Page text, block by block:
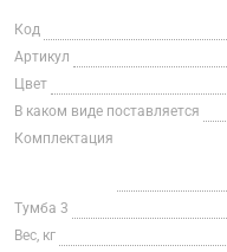
Код
Артикул
Цвет
В каком виде поставляется
Комплектация
Тумба 3
Вес, кг